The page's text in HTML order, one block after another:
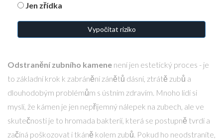
Jen zřídka
Vypočítat riziko
Odstranění zubního kamene není jen estetický proces - je
to základní krok k zabránění zánětů dásní, ztrátě zubů a
dlouhodobým problémům s ústním zdravím. Mnoho lidí si
myslí, že kámen je jen nepříjemný nálepek na zubech, ale ve
skutečnosti je to hromada bakterií, která se postupně tvrdí a
začíná poškozovat i tkáně kolem zubů. Pokud ho neodstraníte,